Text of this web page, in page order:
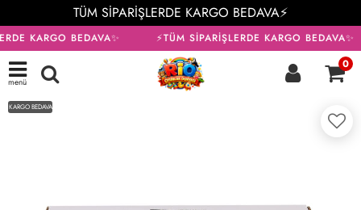
TÜM SİPARİŞLERDE KARGO BEDAVA⚡
KARGO BEDAVA✨ ⚡TÜM SİPARİŞLERDE KARGO BEDAVA✨
menü
0
KARGO BEDAVA